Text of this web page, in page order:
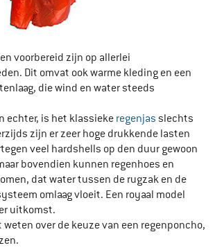
voorbereid zijn op allerlei
Dit omvat ook warme kleding en een
die wind en water steeds
echter, is het klassieke regenjas slechts
zijn er zeer hoge drukkende lasten
veel hardshells op den duur gewoon
bovendien kunnen regenhoes en
dat water tussen de rugzak en de
omlaag vloeit. Een royaal model
uitkomst.
over de keuze van een regenponcho,